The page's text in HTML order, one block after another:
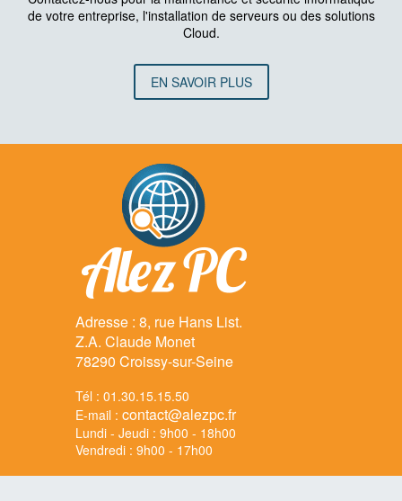
de votre entreprise, l'installation de serveurs ou des solutions
Cloud.
EN SAVOIR PLUS
Adresse : 8, rue Hans List.
Z.A. Claude Monet
78290 Croissy-sur-Seine
Tél : 01.30.15.15.50
E-mail : contact@alezpc.fr
Lundi - Jeudi : 9h00 - 18h00
Vendredi : 9h00 - 17h00